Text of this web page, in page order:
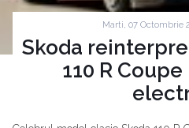
Marti, 07 Octombrie
Skoda
110 R